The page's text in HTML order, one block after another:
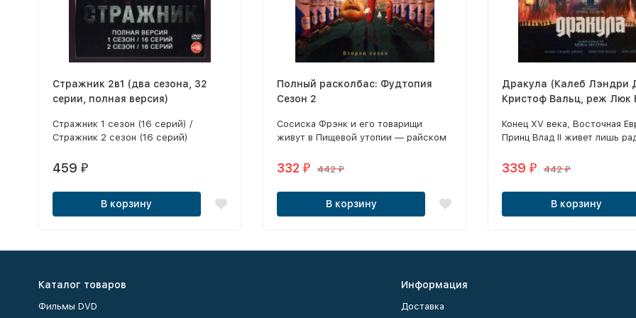
Стражник 2в1 (два сезона, 32
серии, полная версия)
Стражник 1 сезон (16 серий) /
Стражник 2 сезон (16 серий)
459 ₽
В корзину
Полный расколбас: Фудтопия
Сезон 2
Сосиска Фрэнк и его товарищи
живут в Пищевой утопии — райском
332₽ 442₽
В корзину
Дракула (Калеб Лэндри
Кристоф Вальц, реж Люк
Конец XV века, Восточная
Принц Влад II живет лишь
339 ₽ 442₽
В корзину
Каталог товаров
Фильмы DVD
Информация
Доставка